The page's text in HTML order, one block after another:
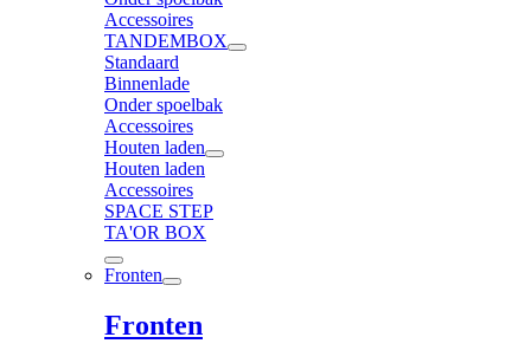
Accessoires
TANDEMBOX
Standaard
Binnenlade
Onder spoelbak
Accessoires
Houten laden
Houten laden
Accessoires
SPACE STEP
TA'OR BOX
Fronten
Fronten